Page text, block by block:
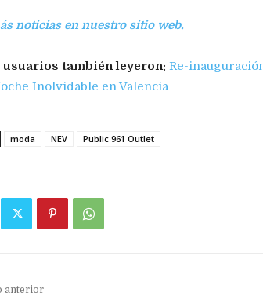
noticias en nuestro sitio web.
usuarios también leyeron: Re-
Inolvidable en Valencia
moda NEV Public 961 Outlet
anterior